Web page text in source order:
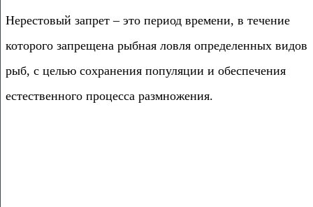
Нерестовый запрет – это период времени, в течение
которого запрещена рыбная ловля определенных видов
рыб, с целью сохранения популяции и обеспечения
естественного процесса размножения.